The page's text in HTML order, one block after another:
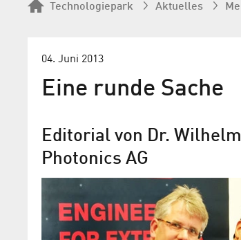
Technologiepark Aktuelles
04. Juni 2013
Eine runde Sache
Editorial von Dr.
Photonics AG